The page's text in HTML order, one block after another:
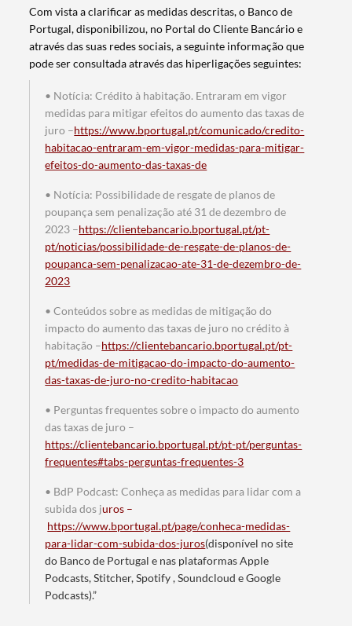
Termo de Pesquisa
Categorias gerais
Filtros
Com vista a clarificar as medidas descritas, o Banco de
Portugal, disponibilizou, no Portal do Cliente Bancário e
através das suas redes sociais, a seguinte informação que
pode ser consultada através das hiperligações seguintes:
• Notícia: Crédito à habitação. Entraram em vigor
medidas para mitigar efeitos do aumento das taxas de
juro –https://www.bportugal.pt/comunicado/credito-
habitacao-entraram-em-vigor-medidas-para-mitigar-
efeitos-do-aumento-das-taxas-de
• Notícia: Possibilidade de resgate de planos de
poupança sem penalização até 31 de dezembro de
2023 –https://clientebancario.bportugal.pt/pt-
pt/noticias/possibilidade-de-resgate-de-planos-de-
poupanca-sem-penalizacao-ate-31-de-dezembro-de-
2023
• Conteúdos sobre as medidas de mitigação do
impacto do aumento das taxas de juro no crédito à
habitação –https://clientebancario.bportugal.pt/pt-
pt/medidas-de-mitigacao-do-impacto-do-aumento-
das-taxas-de-juro-no-credito-habitacao
• Perguntas frequentes sobre o impacto do aumento
das taxas de juro –
https://clientebancario.bportugal.pt/pt-pt/perguntas-
frequentes#tabs-perguntas-frequentes-3
• BdP Podcast: Conheça as medidas para lidar com a
subida dos juros –
https://www.bportugal.pt/page/conheca-medidas-
para-lidar-com-subida-dos-juros(disponível no site
do Banco de Portugal e nas plataformas Apple
Podcasts, Stitcher, Spotify , Soundcloud e Google
Podcasts).”